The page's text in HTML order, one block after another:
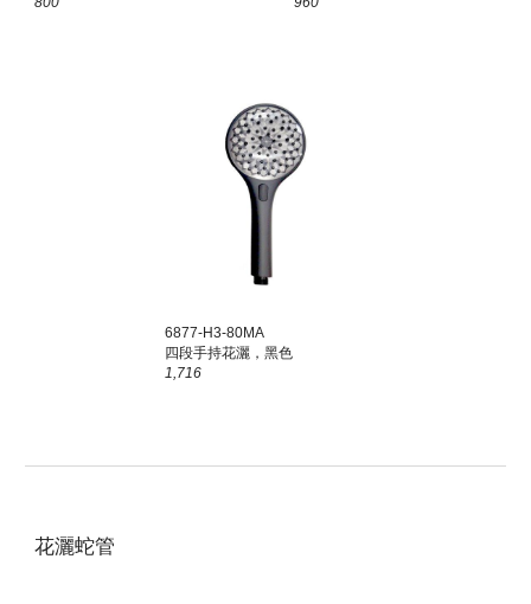
6877-H3-80MA
四段手持花灑，黑色
1,716
花灑蛇管